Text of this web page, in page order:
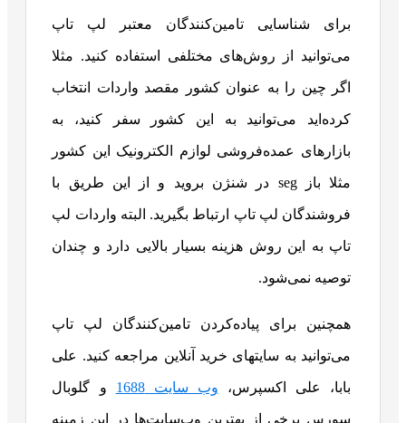
برای شناسایی تامین‌کنندگان معتبر لپ تاپ
می‌توانید از روش‌های مختلفی استفاده کنید. مثلا
اگر چین را به عنوان کشور مقصد واردات انتخاب
کرده‌اید می‌توانید به این کشور سفر کنید، به
بازارهای عمده‌فروشی لوازم الکترونیک این کشور
مثلا باز seg در شنژن بروید و از این طریق با
فروشندگان لپ تاپ ارتباط بگیرید. البته واردات لپ
تاپ به این روش هزینه بسیار بالایی دارد و چندان
توصیه نمی‌شود.
همچنین برای پیاده‌کردن تامین‌کنندگان لپ تاپ
می‌توانید به سایت‎های خرید آنلاین مراجعه کنید. علی
بابا، علی اکسپرس، وب سایت 1688 و گلوبال
سورس برخی از بهترین وب‌سایت‌ها در این زمینه